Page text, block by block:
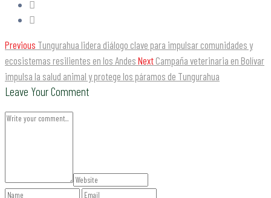
Previous Tungurahua lidera diálogo clave para impulsar comunidades y
ecosistemas resilientes en los Andes Next Campaña veterinaria en Bolívar
impulsa la salud animal y protege los páramos de Tungurahua
Leave Your Comment